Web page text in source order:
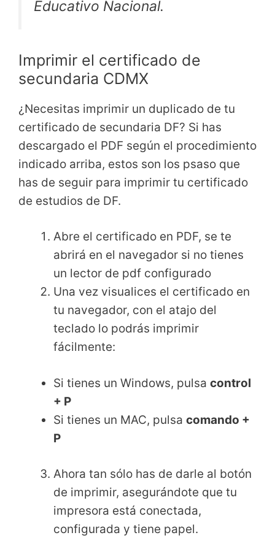
Educativo Nacional.
Imprimir el certificado de
secundaria CDMX
¿Necesitas imprimir un duplicado de tu
certificado de secundaria DF? Si has
descargado el PDF según el procedimiento
indicado arriba, estos son los psaso que
has de seguir para imprimir tu certificado
de estudios de DF.
Abre el certificado en PDF, se te
abrirá en el navegador si no tienes
un lector de pdf configurado
Una vez visualices el certificado en
tu navegador, con el atajo del
teclado lo podrás imprimir
fácilmente:
Si tienes un Windows, pulsa control
+ P
Si tienes un MAC, pulsa comando +
P
Ahora tan sólo has de darle al botón
de imprimir, asegurándote que tu
impresora está conectada,
configurada y tiene papel.